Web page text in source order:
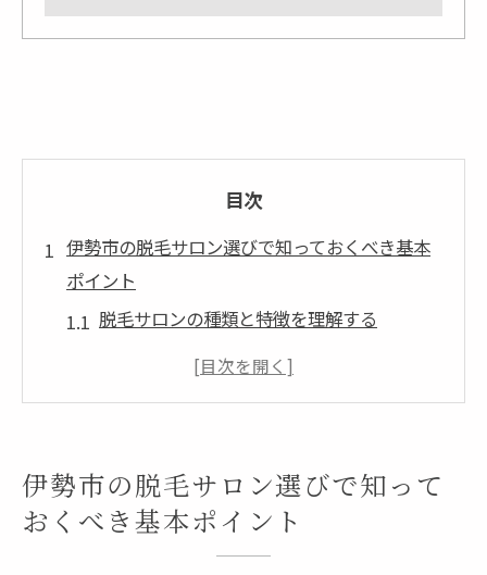
目次
伊勢市の脱毛サロン選びで知っておくべき基本
ポイント
脱毛サロンの種類と特徴を理解する
施術スタッフの資格と経験を確認する
カウンセリングでの確認事項を整理する
サロンの立地とアクセスの便利さ
伊勢市の脱毛サロン選びで知って
おくべき基本ポイント